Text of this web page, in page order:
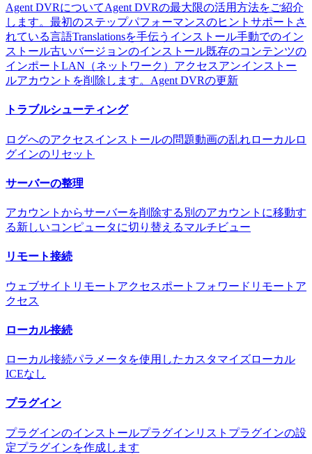
Agent DVRについてAgent DVRの最大限の活用方法をご紹介
します。 最初のステップパフォーマンスのヒント サポートさ
れている言語Translationsを手伝う インストール手動でのイン
ストール古いバージョンのインストール既存のコンテンツの
インポート LAN（ネットワーク）アクセスアンインストー
ルアカウントを削除します。 Agent DVRの更新
トラブルシューティング
ログへのアクセスインストールの問題動画の乱れローカルロ
グインのリセット
サーバーの整理
アカウントからサーバーを削除する 別のアカウントに移動す
る新しいコンピュータに切り替えるマルチビュー
リモート接続
ウェブサイトリモートアクセスポートフォワードリモートア
クセス
ローカル接続
ローカル接続パラメータを使用したカスタマイズローカル
ICEなし
プラグイン
プラグインのインストールプラグインリスト プラグインの設
定プラグインを作成します